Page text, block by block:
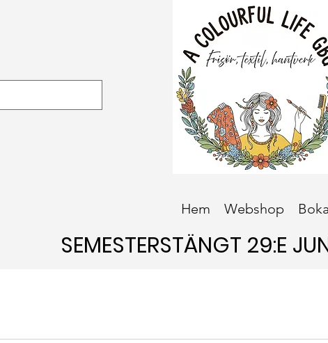
Hem Webshop Boka
SEMESTERSTÄNGT 29:E
SEMESTERSTÄNGT 29:E